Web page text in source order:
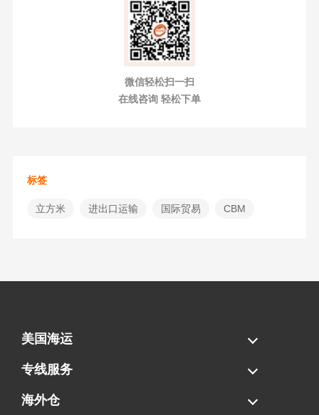
微信轻松扫一扫
在线咨询 轻松下单
标签
立方米 进出口运输 国际贸易 CBM
美国海运
海运拼柜
海运整柜
美国海卡
加拿大海运
专线服务
FBA专线直送
超大件专线
AWD专线
电池专线
海外仓